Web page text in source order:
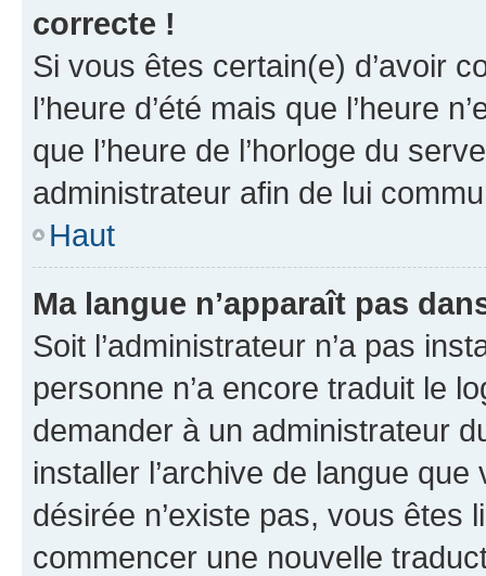
correcte !
Si vous êtes certain(e) d’avoir
l’heure d’été mais que l’heure
que l’heure de l’horloge du
administrateur afin de lui
Haut
Ma langue n’apparaît pas
Soit l’administrateur n’a pas
personne n’a encore traduit le
demander à un administrateur
installer l’archive de langue
désirée n’existe pas, vous êtes
commencer une nouvelle